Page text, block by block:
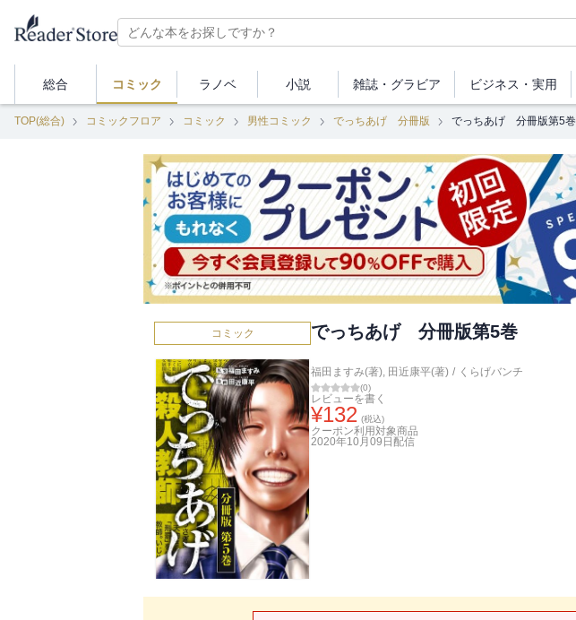
総合 コミック ラノベ 小説 雑誌・ グラビア ビジネス ・実用
TOP(総合) コミックフロア コミック 男性コミック でっちあげ 分冊版 でっちあげ 分冊版第5巻
コミック でっちあげ 分冊版第5巻
福田ますみ(著), 田近康平(著) / くらげバンチ
(0)
レビューを書く
¥132 (税込)
クーポン利用対象商品
2020年10月09日 配信